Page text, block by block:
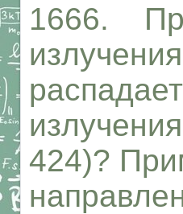
1666.
424)?